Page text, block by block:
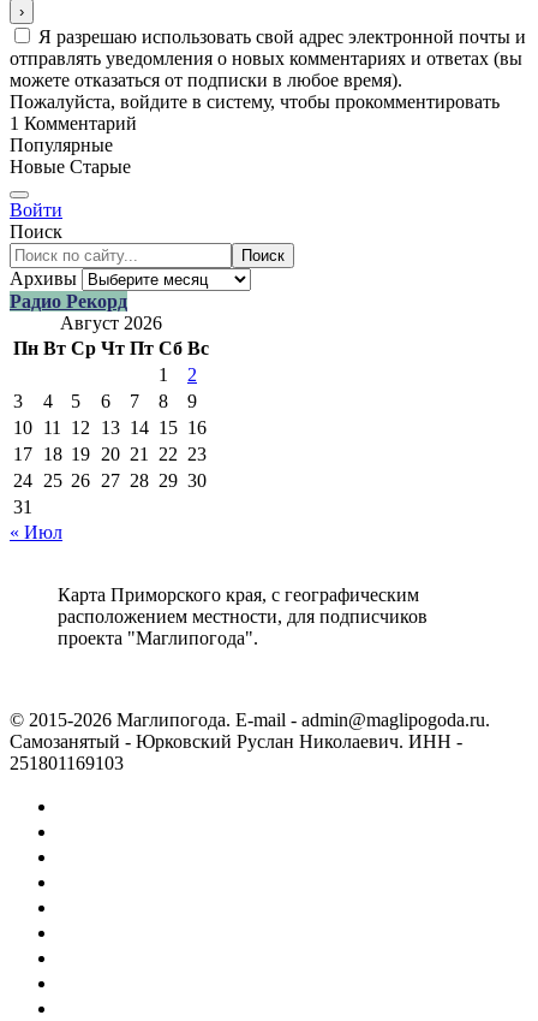
Я разрешаю использовать свой адрес электронной почты и
отправлять уведомления о новых комментариях и ответах (вы
можете отказаться от подписки в любое время).
Пожалуйста, войдите в систему, чтобы прокомментировать
1 Комментарий
Популярные
Новые Старые
Войти
Поиск
Поиск
Архивы
Радио Рекорд
Август 2026
Пн Вт Ср Чт Пт Сб Вс
1
2
3
4 5 6 7 8
9
10 11 12 13 14 15 16
17 18 19 20 21 22 23
24 25 26 27 28 29 30
31
« Июл
Карта Приморского края, с географическим
расположением местности, для подписчиков
проекта "Маглипогода".
© 2015-2026 Маглипогода. E-mail - admin@maglipogoda.ru.
Самозанятый - Юрковский Руслан Николаевич. ИНН -
251801169103